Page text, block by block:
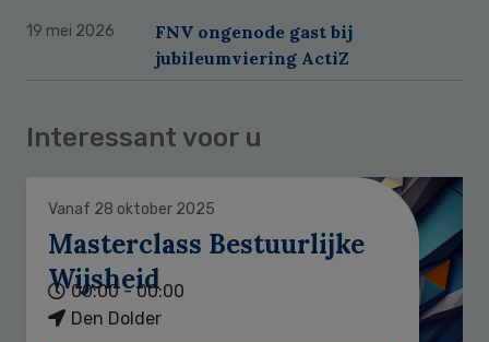
19 mei 2026
FNV ongenode gast bij
jubileumviering ActiZ
Interessant voor u
Vanaf 28 oktober 2025
Masterclass Bestuurlijke
Wijsheid
00:00 - 00:00
Den Dolder